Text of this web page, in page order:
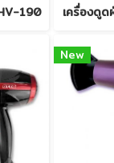
190 เครื่องดู
New